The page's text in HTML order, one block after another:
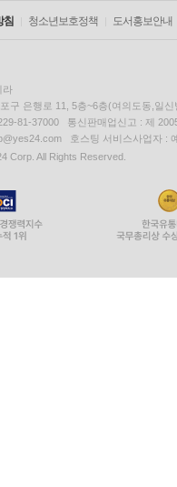
침 청소년보호정책 도서홍보안내
라
구 은행로 11, 5층~6층(여의도동,일신
81-37000 통신판매업신고 : 제
호스팅 서비스사업자 :
Corp. All Rights Reserved.